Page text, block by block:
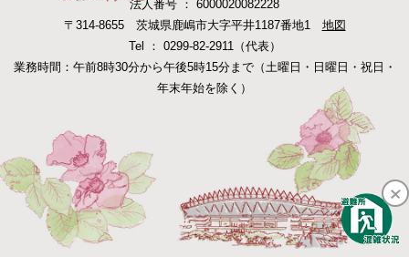
法人番号 ： 6000020082228
〒314-8655 茨城県鹿嶋市大字平井1187番地1 地図
Tel ： 0299-82-2911（代表）
業務時間：午前8時30分から午後5時15分まで（土曜日・日曜日・祝日・
年末年始を除く）